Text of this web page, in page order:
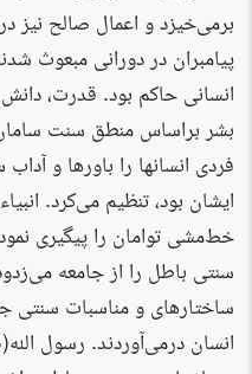
برمی‌خیزد و اعمال صالح نیز
پیامبران در دورانی مبعوث
انسانی حاکم بود. قدرت،
بشر براساس منطق سنت
فردی انسانها را باورها و
ایشان بود، تنظیم می‌کرد.
خط‌مشی توامان را پیگیری
سنتی باطل را از جامعه
ساختارهای و مناسبات
انسان درمی‌آوردند. رسول